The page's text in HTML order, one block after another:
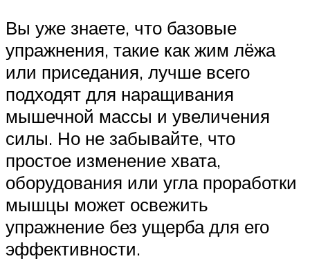
Вы уже знаете, что базовые
упражнения, такие как жим лёжа
или приседания, лучше всего
подходят для наращивания
мышечной массы и увеличения
силы. Но не забывайте, что
простое изменение хвата,
оборудования или угла проработки
мышцы может освежить
упражнение без ущерба для его
эффективности.